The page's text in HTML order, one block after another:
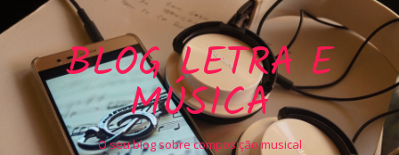
BLOG LETRA E
MÚSICA
O seu blog sobre composição musical